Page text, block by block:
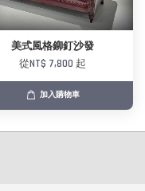
美式風格鉚釘沙發
從NT$ 7,800 起
加入購物車